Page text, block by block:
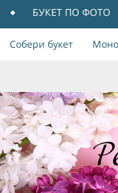
БУКЕТ ПО ФОТО
Собери букет